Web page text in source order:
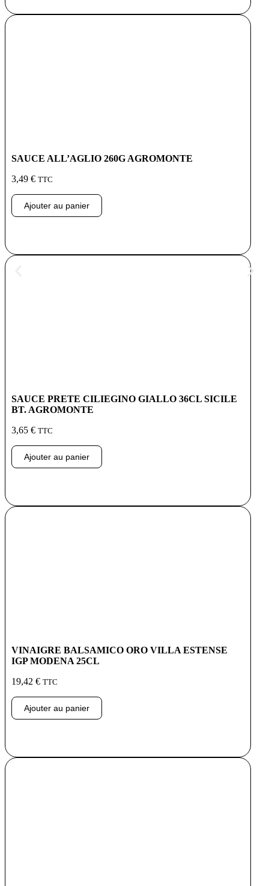
SAUCE ALL’AGLIO 260G AGROMONTE
3,49 € TTC
Ajouter au panier
SAUCE PRETE CILIEGINO GIALLO 36CL SICILE
BT. AGROMONTE
3,65 € TTC
Ajouter au panier
VINAIGRE BALSAMICO ORO VILLA ESTENSE
IGP MODENA 25CL
19,42 € TTC
Ajouter au panier